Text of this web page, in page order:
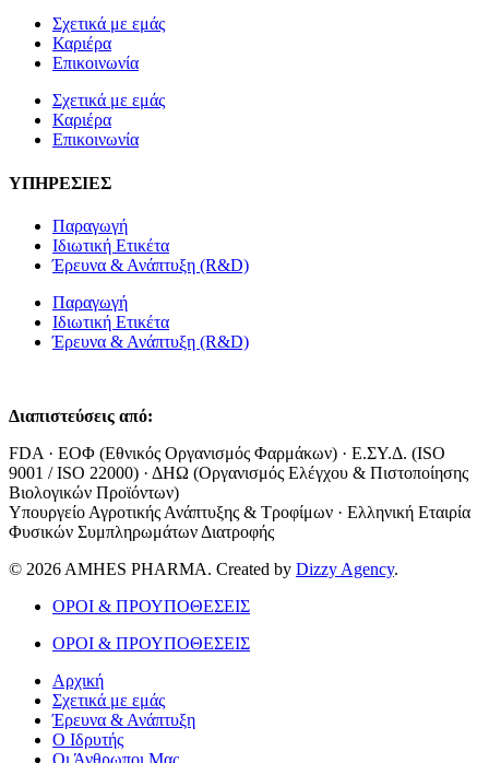
Σχετικά με εμάς
Καριέρα
Επικοινωνία
Σχετικά με εμάς
Καριέρα
Επικοινωνία
ΥΠΗΡΕΣΙΕΣ
Παραγωγή
Ιδιωτική Ετικέτα
Έρευνα & Ανάπτυξη (R&D)
Παραγωγή
Ιδιωτική Ετικέτα
Έρευνα & Ανάπτυξη (R&D)
Διαπιστεύσεις από:
FDA · ΕΟΦ (Εθνικός Οργανισμός Φαρμάκων) · Ε.ΣΥ.Δ. (ISO
9001 / ISO 22000) · ΔΗΩ (Οργανισμός Ελέγχου & Πιστοποίησης
Βιολογικών Προϊόντων)
Υπουργείο Αγροτικής Ανάπτυξης & Τροφίμων · Ελληνική Εταιρία
Φυσικών Συμπληρωμάτων Διατροφής
© 2026 AMHES PHARMA. Created by Dizzy Agency.
ΟΡΟΙ & ΠΡΟΥΠΟΘΕΣΕΙΣ
ΟΡΟΙ & ΠΡΟΥΠΟΘΕΣΕΙΣ
Αρχική
Σχετικά με εμάς
Έρευνα & Ανάπτυξη
Ο Ιδρυτής
Οι Άνθρωποι Μας